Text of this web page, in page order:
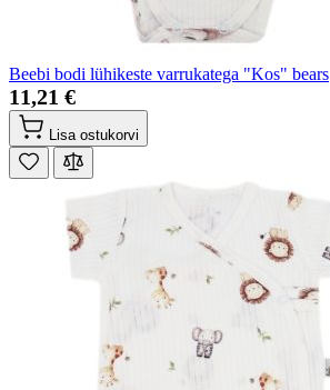
Beebi bodi lühikeste varrukatega "Kos" bears
11,21 €
Lisa ostukorvi